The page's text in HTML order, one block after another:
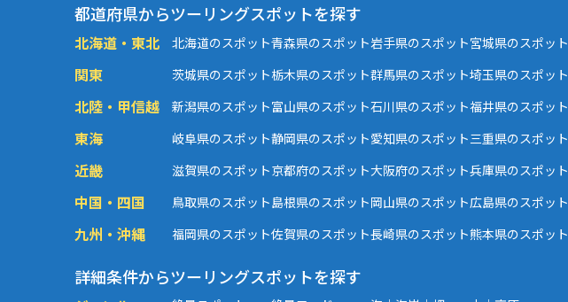
都道府県からツーリングスポットを探す
北海道・東北 北海道のスポット青森県のスポット岩手県のスポット宮城県のスポット
関東 茨城県のスポット栃木県のスポット群馬県のスポット埼玉県のスポット
北陸・甲信越 新潟県のスポット富山県のスポット石川県のスポット福井県のスポット
東海 岐阜県のスポット静岡県のスポット愛知県のスポット三重県のスポット
近畿 滋賀県のスポット京都府のスポット大阪府のスポット兵庫県のスポット
中国・四国 鳥取県のスポット島根県のスポット岡山県のスポット広島県のスポット
九州・沖縄 福岡県のスポット佐賀県のスポット長崎県のスポット熊本県のスポット
詳細条件からツーリングスポットを探す